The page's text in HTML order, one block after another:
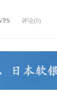
评论(0)